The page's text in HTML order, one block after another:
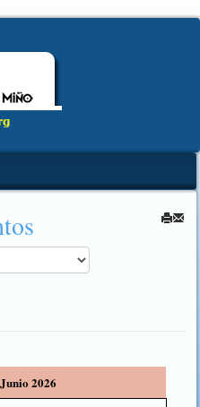
2026